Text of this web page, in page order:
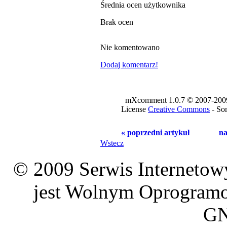
Średnia ocen użytkownika
Brak ocen
Nie komentowano
Dodaj komentarz!
mXcomment 1.0.7 © 2007-
License Creative Commons -
« poprzedni artykuł
Wstecz
© 2009 Serwis
jest Wolnym